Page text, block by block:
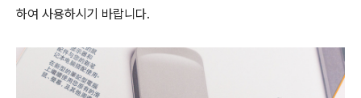
하여 사용하시기 바랍니다.